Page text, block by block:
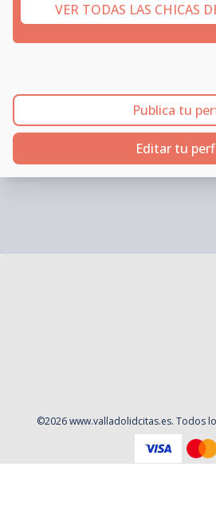
VER TODAS LAS CHICAS
Publica tu
Editar tu
©2026 www.valladolidcitas.es. Todos